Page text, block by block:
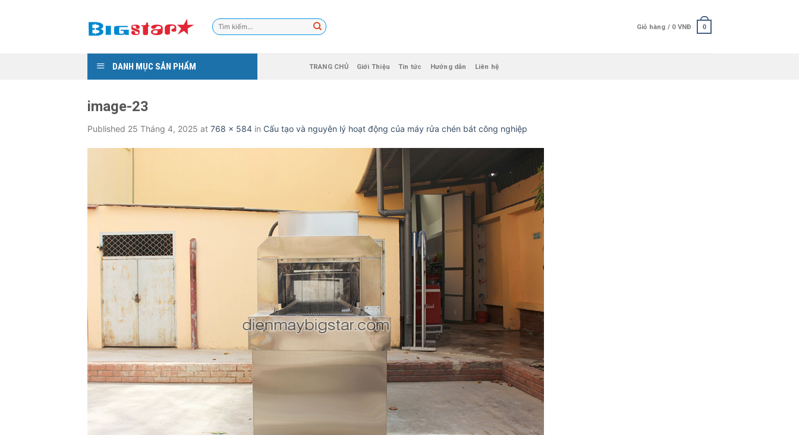
Tìm
kiếm:
Giỏ hàng / 0 VNĐ 0
DANH MỤC SẢN PHẨM TRANG CHỦ Giới Thiệu Tin tức Hướng dẫn Liên hệ
image-23
Published 25 Tháng 4, 2025 at 768 × 584 in Cấu tạo và nguyên lý hoạt động của máy rửa chén bát công nghiệp